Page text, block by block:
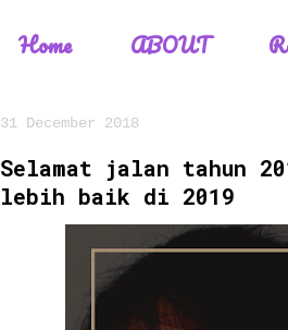
Home ABOUT
31 December 2018
Selamat jalan tahun
lebih baik di 2019